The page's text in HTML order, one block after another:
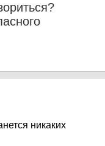
никаких